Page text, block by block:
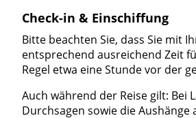
Check-in & Einschiffung
Bitte beachten Sie, dass Sie mit
entsprechend ausreichend Zeit
Regel etwa eine Stunde vor der
Auch während der Reise gilt: Bei
Durchsagen sowie die